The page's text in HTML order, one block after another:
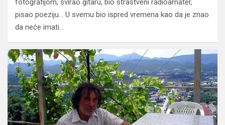
fotografijom, svirao gitaru, bio strastveni radioamater,
pisao poeziju… U svemu bio ispred vremena kao da je znao
da neće imati…